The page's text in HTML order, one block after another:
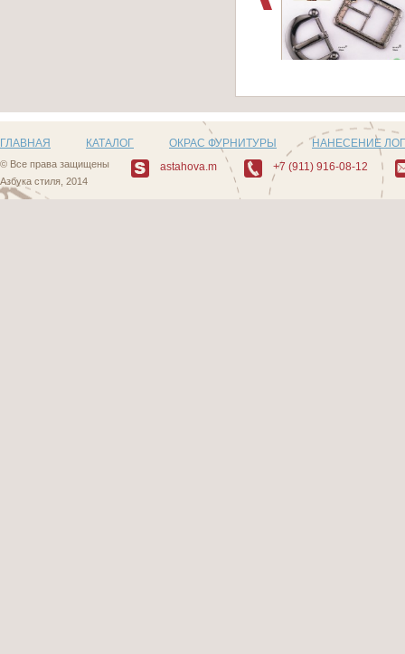
Артикул:
Пряжки_Series_103
ГЛАВНАЯ КАТАЛОГ ОКРАС ФУРНИТУРЫ НАНЕСЕНИЕ
© Все права защищены
Азбука стиля, 2014
astahova.m +7 (911) 916-08-12